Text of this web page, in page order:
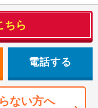
ちら
電話する
ない方へ